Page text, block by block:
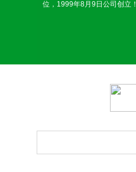
位，1999年8月9日公司创立！